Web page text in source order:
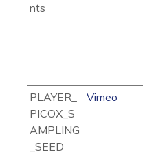
nts
PLAYER_
PICOX_S
AMPLING
_SEED
Vimeo